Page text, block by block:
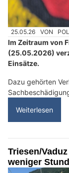
25.05.26 VON
Im Zeitraum von
(25.05.2026)
Einsätze.
Dazu gehörten
Weiterlesen
Triesen/
weniger